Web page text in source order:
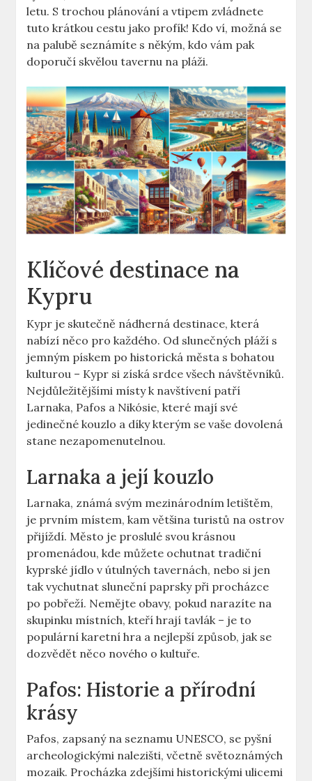
letu. S trochou plánování a vtipem zvládnete
tuto krátkou cestu jako profík! Kdo ví, možná se
na palubě seznámíte s někým, kdo vám pak
doporučí skvělou tavernu na pláži.
Klíčové destinace na
Kypru
Kypr je skutečně nádherná destinace, která
nabízí něco pro každého. Od slunečných pláží s
jemným pískem po historická města s bohatou
kulturou – Kypr si získá srdce všech návštěvníků.
Nejdůležitějšími místy k navštívení patří
Larnaka, Pafos a Nikósie, které mají své
jedinečné kouzlo a díky kterým se vaše dovolená
stane nezapomenutelnou.
Larnaka a její kouzlo
Larnaka, známá svým mezinárodním letištěm,
je prvním místem, kam většina turistů na ostrov
přijíždí. Město je proslulé svou krásnou
promenádou, kde můžete ochutnat tradiční
kyprské jídlo v útulných tavernách, nebo si jen
tak vychutnat sluneční paprsky při procházce
po pobřeží. Nemějte obavy, pokud narazíte na
skupinku místních, kteří hrají tavlák – je to
populární karetní hra a nejlepší způsob, jak se
dozvědět něco nového o kultuře.
Pafos: Historie a přírodní
krásy
Pafos, zapsaný na seznamu UNESCO, se pyšní
archeologickými nalezišti, včetně světoznámých
mozaik. Procházka zdejšími historickými ulicemi